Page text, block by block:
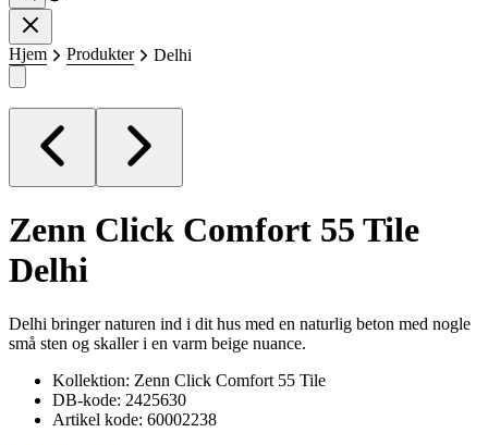
Hjem Produkter Delhi
Zenn Click Comfort 55 Tile
Delhi
Delhi bringer naturen ind i dit hus med en naturlig beton med nogle
små sten og skaller i en varm beige nuance.
Kollektion: Zenn Click Comfort 55 Tile
DB-kode: 2425630
Artikel kode: 60002238